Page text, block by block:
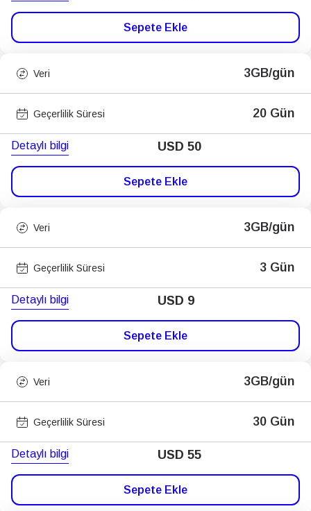
Sepete Ekle
Veri 3GB/gün
Geçerlilik Süresi 20 Gün
Detaylı bilgi USD 50
Sepete Ekle
Veri 3GB/gün
Geçerlilik Süresi 3 Gün
Detaylı bilgi USD 9
Sepete Ekle
Veri 3GB/gün
Geçerlilik Süresi 30 Gün
Detaylı bilgi USD 55
Sepete Ekle